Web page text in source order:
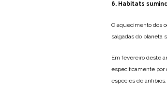
6. Habitats
O aquecimento dos
salgadas do planeta
Em fevereiro deste
especificamente por
espécies de